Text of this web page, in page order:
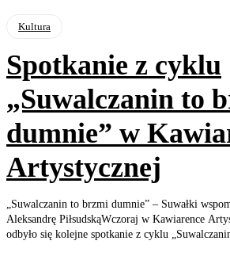
Kultura
Spotkanie z cyklu
„Suwalczanin to
dumnie” w
Artystycznej
„Suwalczanin to brzmi dumnie” – Suwałki
Aleksandrę PiłsudskąWczoraj w Kawiarence
odbyło się kolejne spotkanie z cyklu